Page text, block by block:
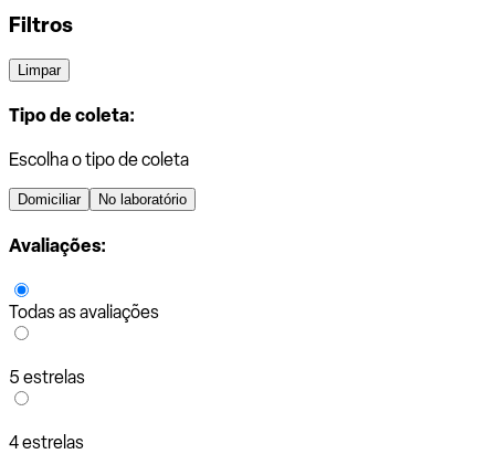
Filtros
Limpar
Tipo de coleta:
Escolha o tipo de coleta
Domiciliar No laboratório
Avaliações:
Todas as avaliações
5 estrelas
4 estrelas